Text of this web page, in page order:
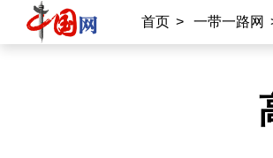
首页 > 一带一路网